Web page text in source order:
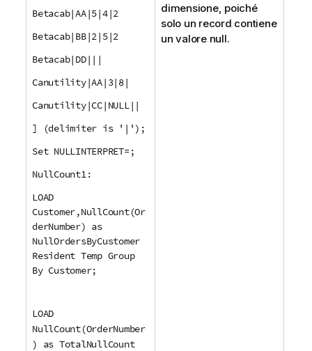
Betacab|AA|5|4|2
Betacab|BB|2|5|2
Betacab|DD|||
Canutility|AA|3|8|
Canutility|CC|NULL||
] (delimiter is '|');
Set NULLINTERPRET=;
NullCount1:
LOAD
Customer,NullCount(Or
derNumber) as
NullOrdersByCustomer
Resident Temp Group
By Customer;
LOAD
NullCount(OrderNumber
) as TotalNullCount
dimensione, poiché
solo un record contiene
un valore null.